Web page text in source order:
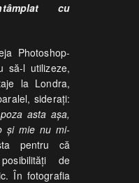
cu
Photoshop-
să-l utilizeze,
la Londra,
siderați:
asta așa,
și mie nu mi-
pentru că
de
În fotografia